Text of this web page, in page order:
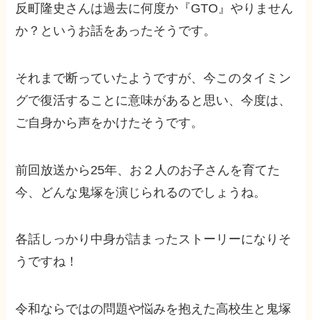
反町隆史さんは過去に何度か『GTO』やりません
か？というお話をあったそうです。
それまで断っていたようですが、今このタイミン
グで復活することに意味があると思い、今度は、
ご自身から声をかけたそうです。
前回放送から25年、お２人のお子さんを育てた
今、どんな鬼塚を演じられるのでしょうね。
各話しっかり中身が詰まったストーリーになりそ
うですね！
令和ならではの問題や悩みを抱えた高校生と鬼塚